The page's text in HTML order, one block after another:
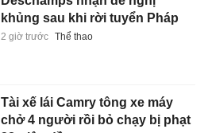
khủng sau khi rời tuyển Pháp
2 giờ trước Thể thao
Tài xế lái Camry tông xe máy
chở 4 người rồi bỏ chạy bị phạt